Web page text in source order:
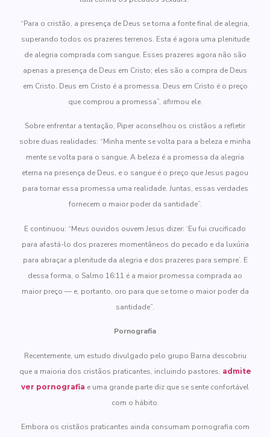
“Para o cristão, a presença de Deus se torna a fonte final de alegria,
superando todos os prazeres terrenos. Esta é agora uma plenitude
de alegria comprada com sangue. Esses prazeres agora não são
apenas a presença de Deus em Cristo; eles são a compra de Deus
em Cristo. Deus em Cristo é a promessa. Deus em Cristo é o preço
que comprou a promessa”, afirmou ele.
Sobre enfrentar a tentação, Piper aconselhou os cristãos a refletir
sobre duas realidades: “Minha mente se volta para a beleza e minha
mente se volta para o sangue. A beleza é a promessa da alegria
eterna na presença de Deus, e o sangue é o preço que Jesus pagou
para tornar essa promessa uma realidade. Juntas, essas verdades
fornecem o maior poder da santidade”.
E continuou: “Meus ouvidos ouvem Jesus dizer: ‘Eu fui crucificado
para afastá-lo dos prazeres momentâneos do pecado e da luxúria
para abraçar a plenitude da alegria e dos prazeres para sempre’. E
dessa forma, o Salmo 16:11 é a maior promessa comprada ao
maior preço — e, portanto, oro para que se torne o maior poder da
santidade”.
Pornografia
Recentemente, um estudo divulgado pelo grupo Barna descobriu
que a maioria dos cristãos praticantes, incluindo pastores, admite
ver pornografia e uma grande parte diz que se sente confortável
com o hábito.
Embora os cristãos praticantes ainda consumam pornografia com